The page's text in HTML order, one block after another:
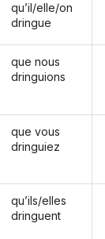
qu’il/elle/on
dringue
que nous
dringuions
que vous
dringuiez
qu’ils/elles
dringuent